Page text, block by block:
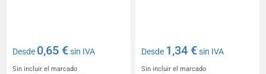
Desde 0,65 €sin IVA
Sin incluir el marcado
Desde 1,34 €sin IVA
Sin incluir el marcado